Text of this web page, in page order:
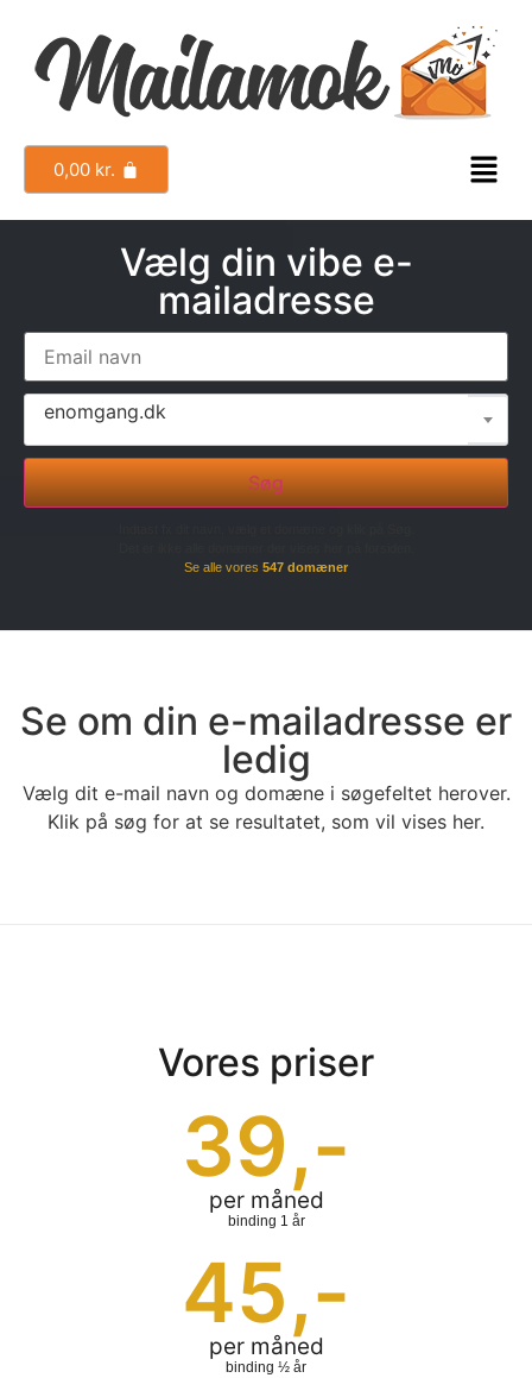
0,00 kr.
Vælg din vibe e-
mailadresse
enomgang.dk
Søg
Se alle vores 547 domæner
Se om din e-mailadresse er
ledig
Vælg dit e-mail navn og domæne i søgefeltet herover.
Klik på søg for at se resultatet, som vil vises her.
Vores priser
per måned
39,-
binding 1 år
per måned
45,-
binding ½ år